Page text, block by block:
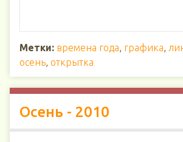
Метки: времена года, графика,
осень, открытка
Осень - 2010